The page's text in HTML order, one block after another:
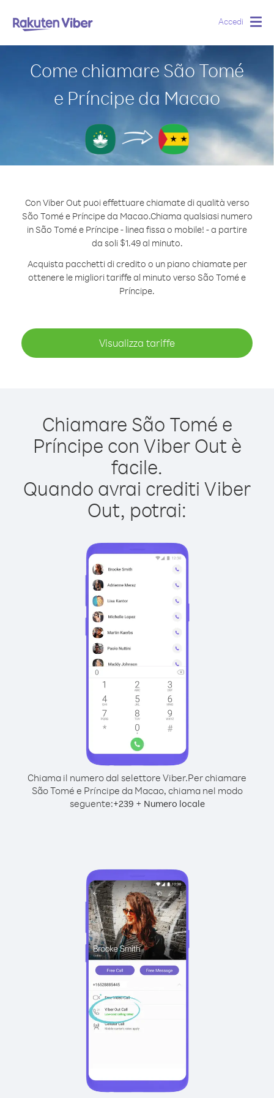
Accedi
Come chiamare São Tomé
e Príncipe da Macao
Con Viber Out puoi effettuare chiamate di qualità verso
São Tomé e Príncipe da Macao.Chiama qualsiasi numero
in São Tomé e Príncipe - linea fissa o mobile! - a partire
da soli $1.49 al minuto.
Acquista pacchetti di credito o un piano chiamate per
ottenere le migliori tariffe al minuto verso São Tomé e
Príncipe.
Visualizza tariffe
Chiamare São Tomé e
Príncipe con Viber Out è
facile.
Quando avrai crediti Viber
Out, potrai:
Chiama il numero dal selettore Viber.Per chiamare
São Tomé e Príncipe da Macao, chiama nel modo
seguente:+239 + Numero locale